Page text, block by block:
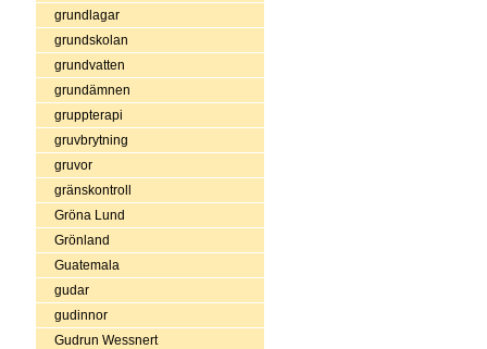
grundlagar
grundskolan
grundvatten
grundämnen
gruppterapi
gruvbrytning
gruvor
gränskontroll
Gröna Lund
Grönland
Guatemala
gudar
gudinnor
Gudrun Wessnert